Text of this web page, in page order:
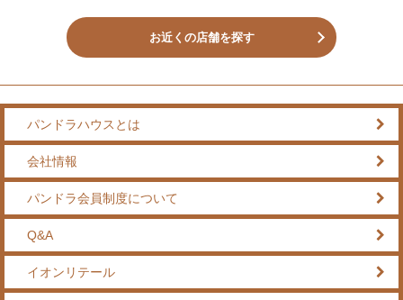
お近くの店舗を探す
パンドラハウスとは
会社情報
パンドラ会員制度について
Q&A
イオンリテール